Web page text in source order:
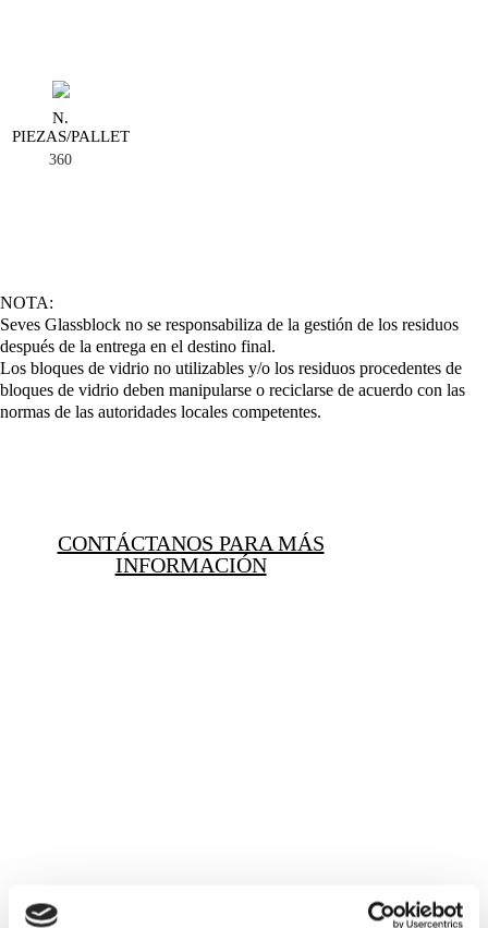
N.
PIEZAS/PALLET
360
NOTA:
Seves Glassblock no se responsabiliza de la gestión de los residuos
después de la entrega en el destino final.
Los bloques de vidrio no utilizables y/o los residuos procedentes de
bloques de vidrio deben manipularse o reciclarse de acuerdo con las
normas de las autoridades locales competentes.
CONTÁCTANOS PARA MÁS
INFORMACIÓN